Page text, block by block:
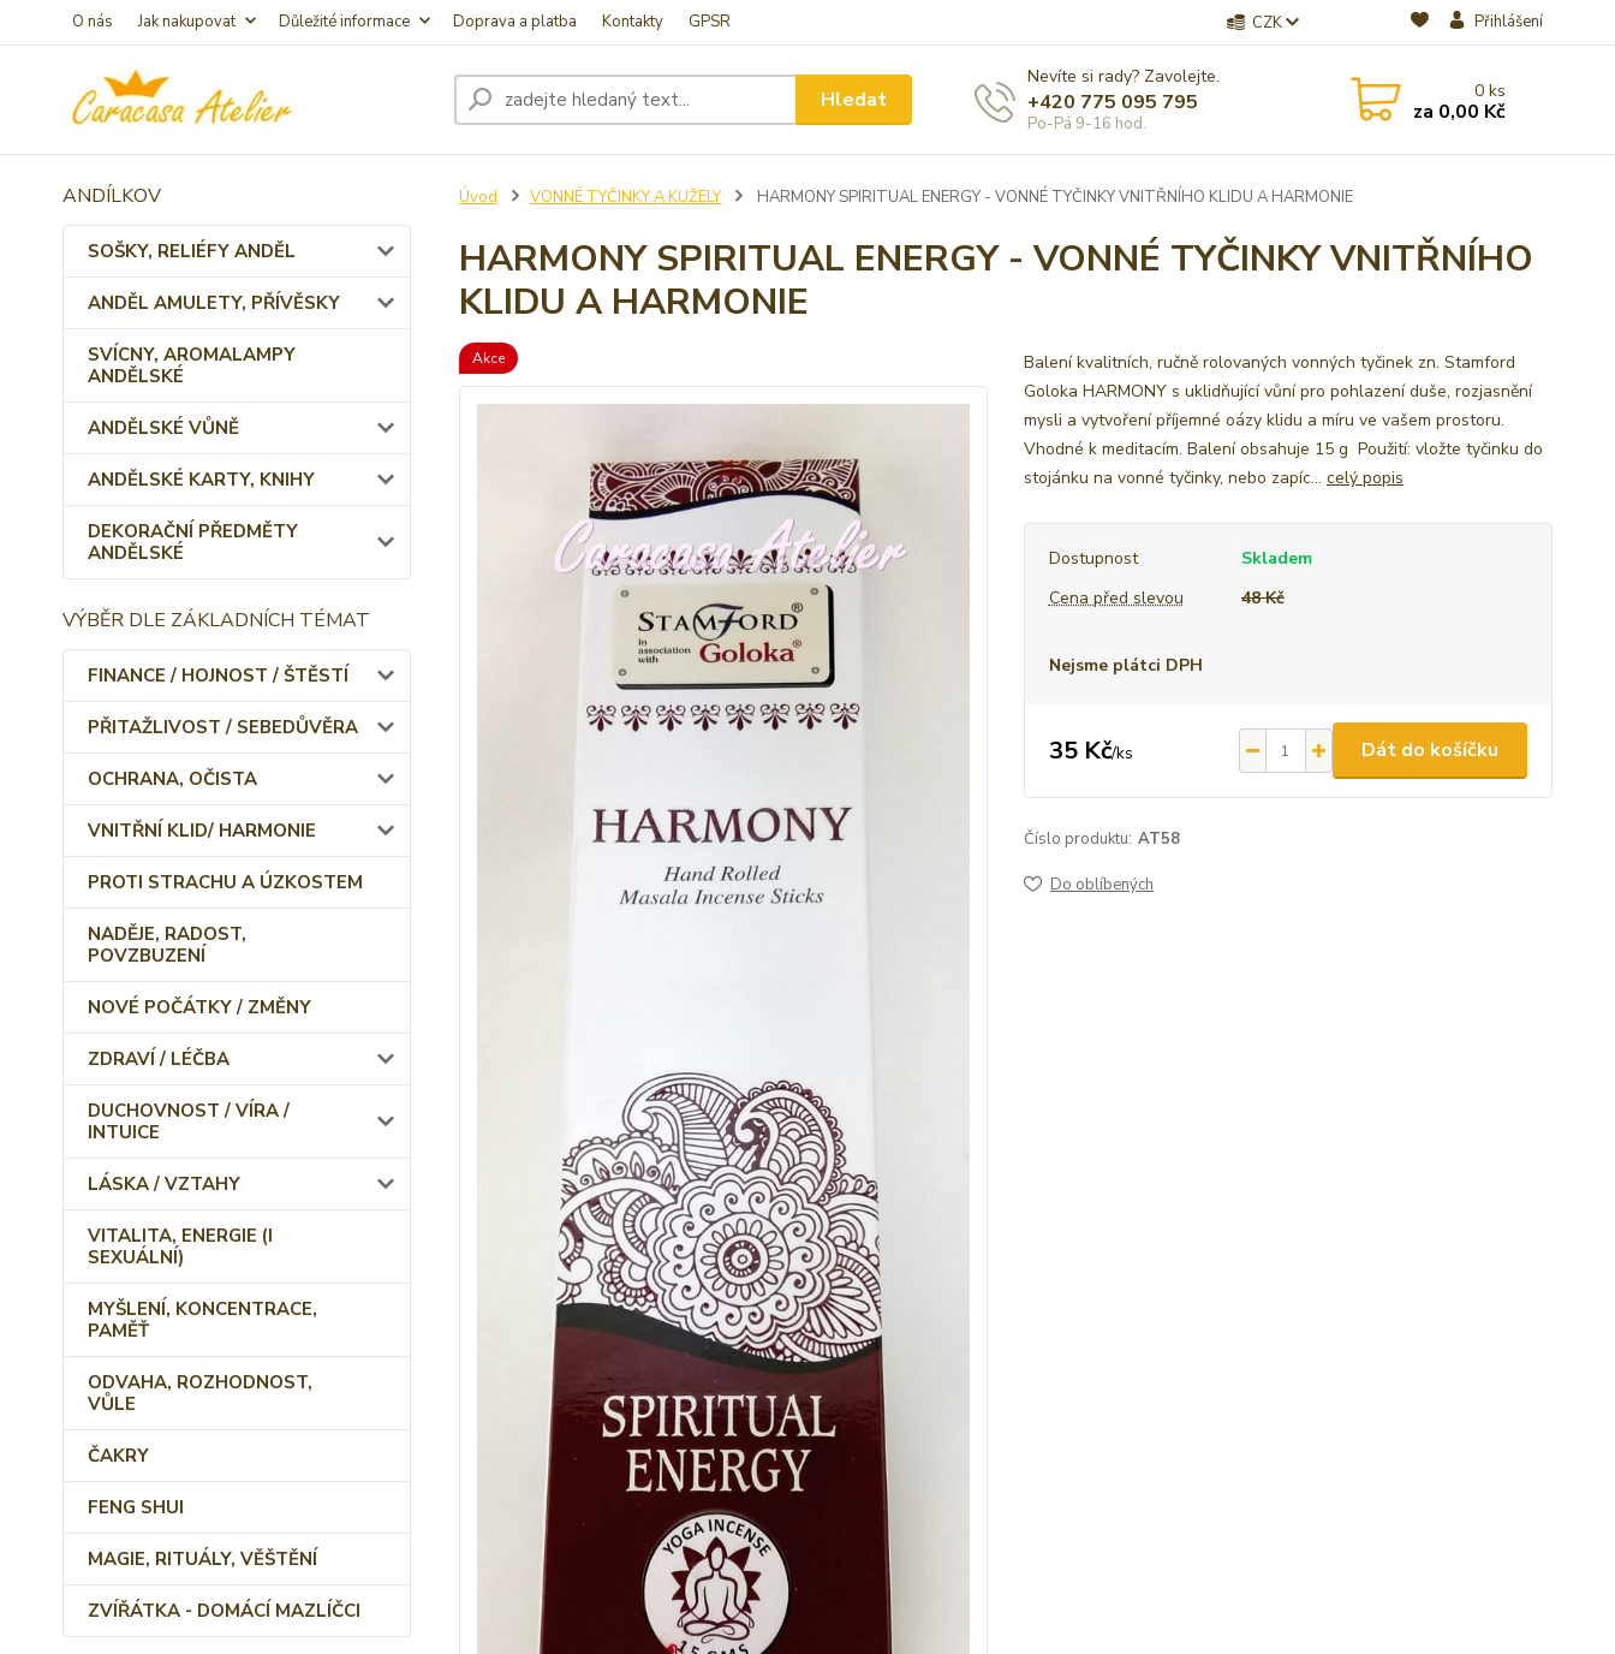
O nás Jak nakupovat Důležité informace Doprava a platba Kontakty GPSR CZK Přihlášení
Hledat
Nevíte si rady? Zavolejte.
+420 775 095 795
Po-Pá 9-16 hod.
0ks
za 0,00 Kč
ANDÍLKOV
SOŠKY, RELIÉFY ANDĚL
ANDĚL AMULETY, PŘÍVĚSKY
SVÍCNY, AROMALAMPY
ANDĚLSKÉ
ANDĚLSKÉ VŮNĚ
ANDĚLSKÉ KARTY, KNIHY
DEKORAČNÍ PŘEDMĚTY
ANDĚLSKÉ
VÝBĚR DLE ZÁKLADNÍCH TÉMAT
FINANCE / HOJNOST / ŠTĚSTÍ
PŘITAŽLIVOST / SEBEDŮVĚRA
OCHRANA, OČISTA
VNITŘNÍ KLID/ HARMONIE
PROTI STRACHU A ÚZKOSTEM
NADĚJE, RADOST,
POVZBUZENÍ
NOVÉ POČÁTKY / ZMĚNY
ZDRAVÍ / LÉČBA
DUCHOVNOST / VÍRA /
INTUICE
LÁSKA / VZTAHY
VITALITA, ENERGIE (I
SEXUÁLNÍ)
MYŠLENÍ, KONCENTRACE,
PAMĚŤ
ODVAHA, ROZHODNOST,
VŮLE
ČAKRY
FENG SHUI
MAGIE, RITUÁLY, VĚŠTĚNÍ
ZVÍŘÁTKA - DOMÁCÍ MAZLÍČCI
Úvod VONNÉ TYČINKY A KUŽELY HARMONY SPIRITUAL ENERGY - VONNÉ TYČINKY VNITŘNÍHO KLIDU A HARMONIE
HARMONY SPIRITUAL ENERGY - VONNÉ TYČINKY VNITŘNÍHO
KLIDU A HARMONIE
Akce
Balení kvalitních, ručně rolovaných vonných tyčinek zn. Stamford
Goloka HARMONY s uklidňující vůní pro pohlazení duše, rozjasnění
mysli a vytvoření příjemné oázy klidu a míru ve vašem prostoru.
Vhodné k meditacím. Balení obsahuje 15 g Použití: vložte tyčinku do
stojánku na vonné tyčinky, nebo zapíc... celý popis
Dostupnost
Skladem
Cena před slevou
48 Kč
Nejsme plátci DPH
35 Kč/ks Dát do košíčku
Číslo produktu: AT58
Do oblíbených